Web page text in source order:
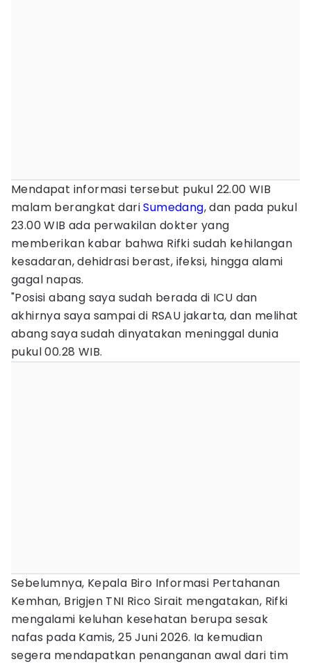
Mendapat informasi tersebut pukul 22.00 WIB
malam berangkat dariSumedang, dan pada pukul
23.00 WIB ada perwakilan dokter yang
memberikan kabar bahwa Rifki sudah kehilangan
kesadaran, dehidrasi berast, ifeksi, hingga alami
gagal napas.
"Posisi abang saya sudah berada di ICU dan
akhirnya saya sampai di RSAU jakarta, dan melihat
abang saya sudah dinyatakan meninggal dunia
pukul 00.28 WIB.
Sebelumnya, Kepala Biro Informasi Pertahanan
Kemhan, Brigjen TNI Rico Sirait mengatakan, Rifki
mengalami keluhan kesehatan berupa sesak
nafas pada Kamis, 25 Juni 2026. Ia kemudian
segera mendapatkan penanganan awal dari tim